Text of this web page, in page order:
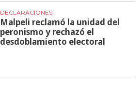
DECLARACIONES
Malpeli reclamó la unidad del
peronismo y rechazó el
desdoblamiento electoral